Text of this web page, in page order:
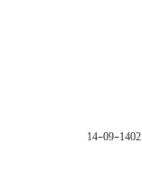
1402-09-14